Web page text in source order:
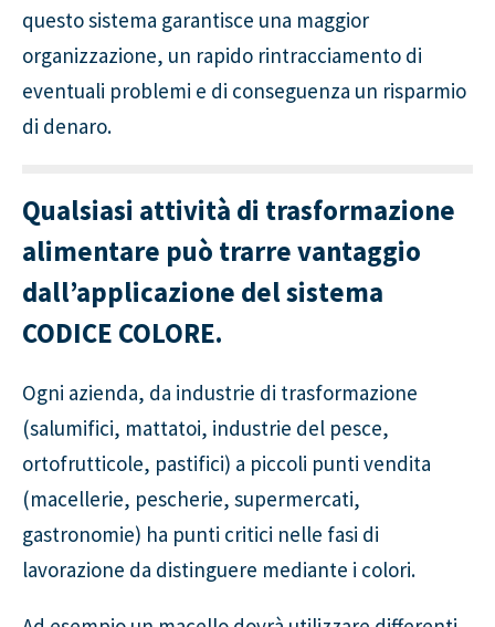
questo sistema garantisce una maggior
organizzazione, un rapido rintracciamento di
eventuali problemi e di conseguenza un risparmio
di denaro.
Qualsiasi attività di trasformazione
alimentare può trarre vantaggio
dall’applicazione del sistema
CODICE COLORE.
Ogni azienda, da industrie di trasformazione
(salumifici, mattatoi, industrie del pesce,
ortofrutticole, pastifici) a piccoli punti vendita
(macellerie, pescherie, supermercati,
gastronomie) ha punti critici nelle fasi di
lavorazione da distinguere mediante i colori.